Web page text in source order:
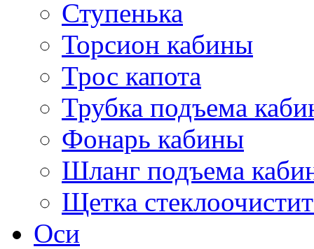
Ступенька
Торсион кабины
Трос капота
Трубка подъема
Фонарь кабины
Шланг подъема
Щетка
Оси